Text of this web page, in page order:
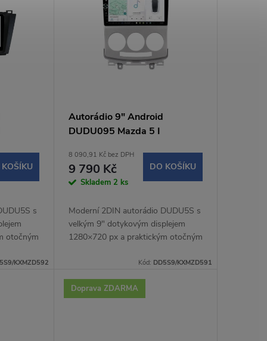
s
otočným
KXMZD592
Autorádio 9" Android
DUDU095 Mazda 5 I
8 090,91 Kč bez DPH
9 790 Kč
Skladem 2 ks
DO KOŠÍKU
Moderní 2DIN autorádio DUDU5S s
velkým 9" dotykovým displejem
1280×720 px a praktickým otočným
intuitivní ovládání během jízdy.
Operační systém...
Kód: DD5S9/KXMZD591
Doprava ZDARMA